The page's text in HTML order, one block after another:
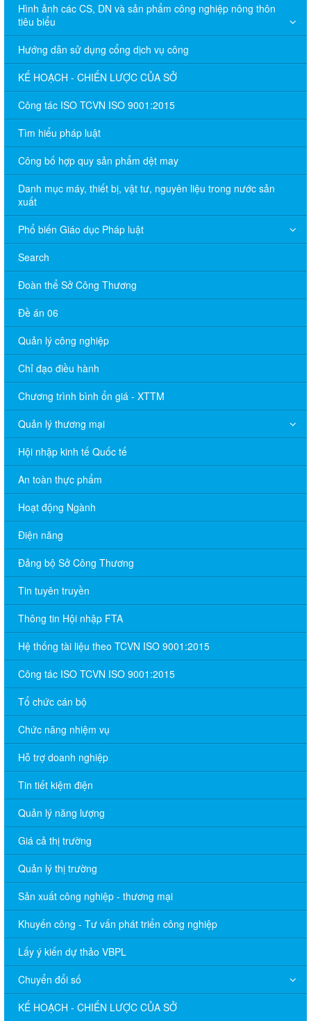
Hình ảnh các CS, DN và sản phẩm công nghiệp nông thôn
tiêu biểu
Hướng dẫn sử dụng cổng dịch vụ công
KẾ HOẠCH - CHIẾN LƯỢC CỦA SỞ
Công tác ISO TCVN ISO 9001:2015
Tìm hiểu pháp luật
Công bố hợp quy sản phẩm dệt may
Danh mục máy, thiết bị, vật tư, nguyên liệu trong nước sản
xuất
Phổ biến Giáo dục Pháp luật
Search
Đoàn thể Sở Công Thương
Đề án 06
Quản lý công nghiệp
Chỉ đạo điều hành
Chương trình bình ổn giá - XTTM
Quản lý thương mại
Hội nhập kinh tế Quốc tế
An toàn thực phẩm
Hoạt động Ngành
Điện năng
Đảng bộ Sở Công Thương
Tin tuyên truyền
Thông tin Hội nhập FTA
Hệ thống tài liệu theo TCVN ISO 9001:2015
Công tác ISO TCVN ISO 9001:2015
Tổ chức cán bộ
Chức năng nhiệm vụ
Hỗ trợ doanh nghiệp
Tin tiết kiệm điện
Quản lý năng lượng
Giá cả thị trường
Quản lý thị trường
Sản xuất công nghiệp - thương mại
Khuyến công - Tư vấn phát triển công nghiệp
Lấy ý kiến dự thảo VBPL
Chuyển đổi số
KẾ HOẠCH - CHIẾN LƯỢC CỦA SỞ